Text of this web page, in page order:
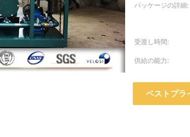
パッケージの詳細:
受渡し時間:
供給の能力:
ベストプラ